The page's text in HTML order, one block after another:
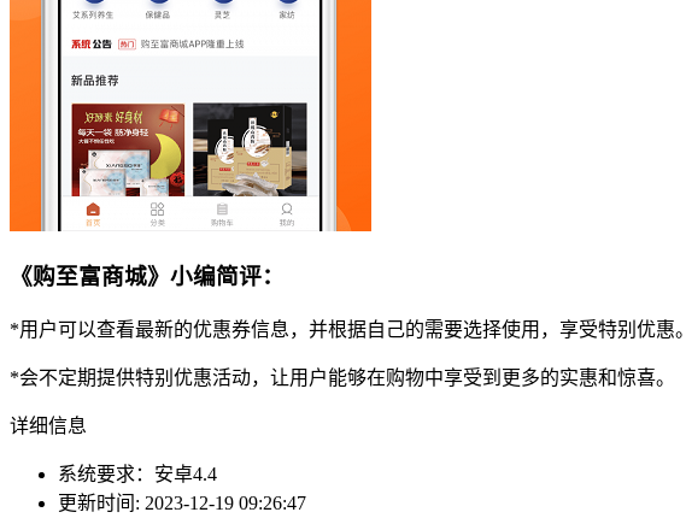
《购至富商城》小编简评：
*用户可以查看最新的优惠券信息，并根据自己的需要选择使用，享受特别优惠。
*会不定期提供特别优惠活动，让用户能够在购物中享受到更多的实惠和惊喜。
详细信息
系统要求：安卓4.4
更新时间: 2023-12-19 09:26:47